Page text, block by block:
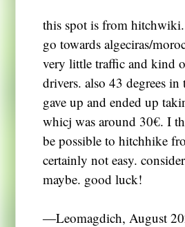
this spot is from
go towards algeciras/
very little traffic and kind
drivers. also 43 degrees in
gave up and ended up
whicj was around 30€. I
be possible to hitchhike
certainly not easy.
maybe. good luck!
―Leomagdich, August